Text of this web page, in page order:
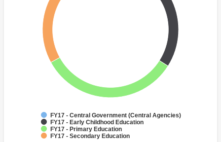
FY17 - Central Government (Central Agencies)
FY17 - Early Childhood Education
FY17 - Primary Education
FY17 - Secondary Education